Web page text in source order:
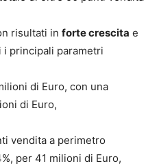
risultati in forte crescita e
principali parametri
di Euro, con una
di Euro,
vendita a perimetro
per 41 milioni di Euro,